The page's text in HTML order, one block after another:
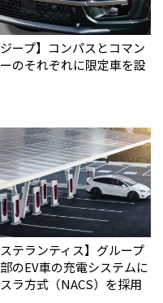
ジープ】コンパスとコマン
のそれぞれに限定車を設
ステランティス】グループ
のEV車の充電システムに
ラ方式（NACS）を採用